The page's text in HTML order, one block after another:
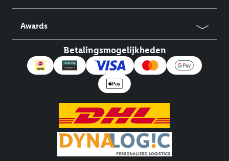
Awards
Betalingsmogelijkheden